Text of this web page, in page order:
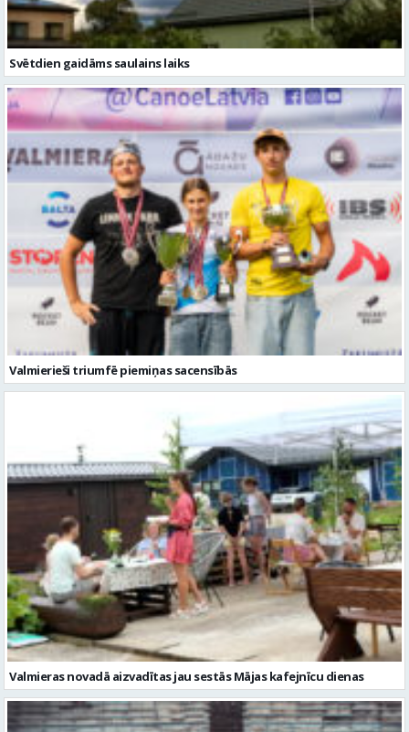
Svētdien gaidāms saulains laiks
Valmierieši triumfē piemiņas sacensībās
Valmieras novadā aizvadītas jau sestās Mājas kafejnīcu dienas